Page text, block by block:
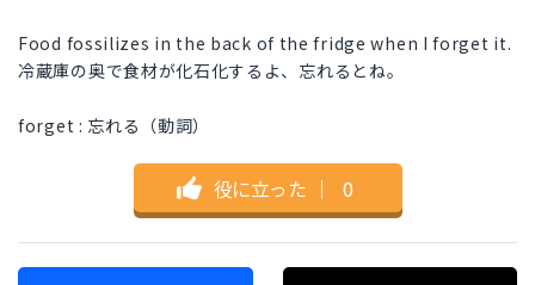
Food fossilizes in the back of the fridge when I forget it.
冷蔵庫の奥で食材が化石化するよ、忘れるとね。
forget : 忘れる（動詞）
役に立った ｜ 0